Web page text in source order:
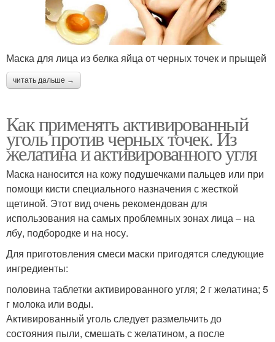
Маска для лица из белка яйца от черных точек и прыщей
читать дальше →
Как применять активированный
уголь против черных точек. Из
желатина и активированного угля
Маска наносится на кожу подушечками пальцев или при
помощи кисти специального назначения с жесткой
щетиной. Этот вид очень рекомендован для
использования на самых проблемных зонах лица – на
лбу, подбородке и на носу.
Для приготовления смеси маски пригодятся следующие
ингредиенты:
половина таблетки активированного угля; 2 г желатина; 5
г молока или воды.
Активированный уголь следует размельчить до
состояния пыли, смешать с желатином, а после